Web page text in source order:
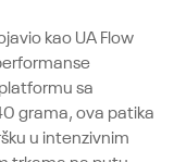
kao UA Flow
sa
grama, ova patika
u intenzivnim